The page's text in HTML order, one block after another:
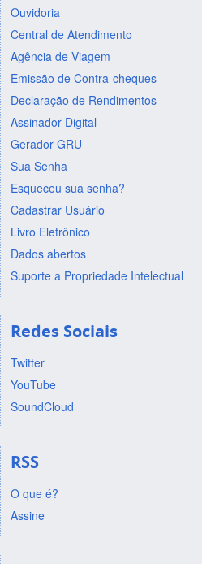
Ouvidoria
Central de Atendimento
Agência de Viagem
Emissão de Contra-cheques
Declaração de Rendimentos
Assinador Digital
Gerador GRU
Sua Senha
Esqueceu sua senha?
Cadastrar Usuário
Livro Eletrônico
Dados abertos
Suporte a Propriedade Intelectual
Redes Sociais
Twitter
YouTube
SoundCloud
RSS
O que é?
Assine